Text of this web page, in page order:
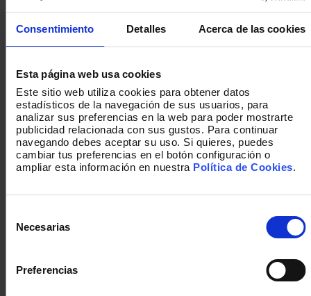
Consentimiento Detalles Acerca de las cookies
Esta página web usa cookies
Este sitio web utiliza cookies para obtener datos
estadísticos de la navegación de sus usuarios, para
analizar sus preferencias en la web para poder mostrarte
publicidad relacionada con sus gustos. Para continuar
navegando debes aceptar su uso. Si quieres, puedes
cambiar tus preferencias en el botón configuración o
ampliar esta información en nuestra Política de Cookies.
Necesarias
Preferencias
METODOLOGÍA DE VANGUARDIA
Utilizamos conocimiento contrastado.
Cada reto de negocio que abordamos lo
cuantificamosy aplicamos.
Poseemos una metodología innovadora.
Acompañamos hasta la implantación final